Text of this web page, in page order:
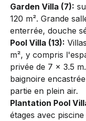
Garden Villa (7):
120 m². Grande
enterrée, ­douche
Pool Villa (13):
m², y compris
privée de 7 x 3.5
baignoire
partie en plein air.
Plantation Pool
étages avec